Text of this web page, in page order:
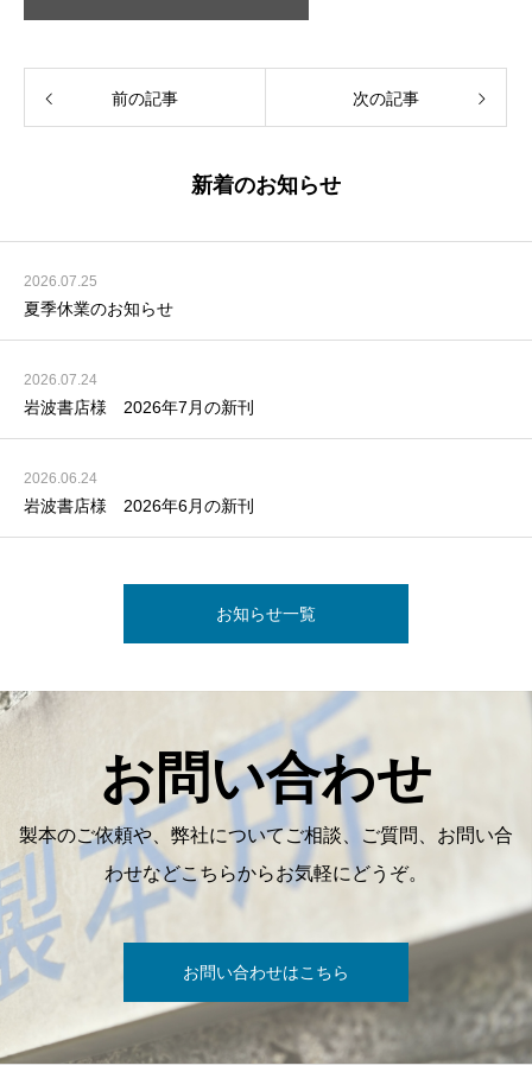
前の記事 次の記事
新着のお知らせ
2026.07.25
夏季休業のお知らせ
2026.07.24
岩波書店様 2026年7月の新刊
2026.06.24
岩波書店様 2026年6月の新刊
お知らせ一覧
お問い合わせ
製本のご依頼や、弊社についてご相談、ご質問、お問い合
わせなどこちらからお気軽にどうぞ。
お問い合わせはこちら